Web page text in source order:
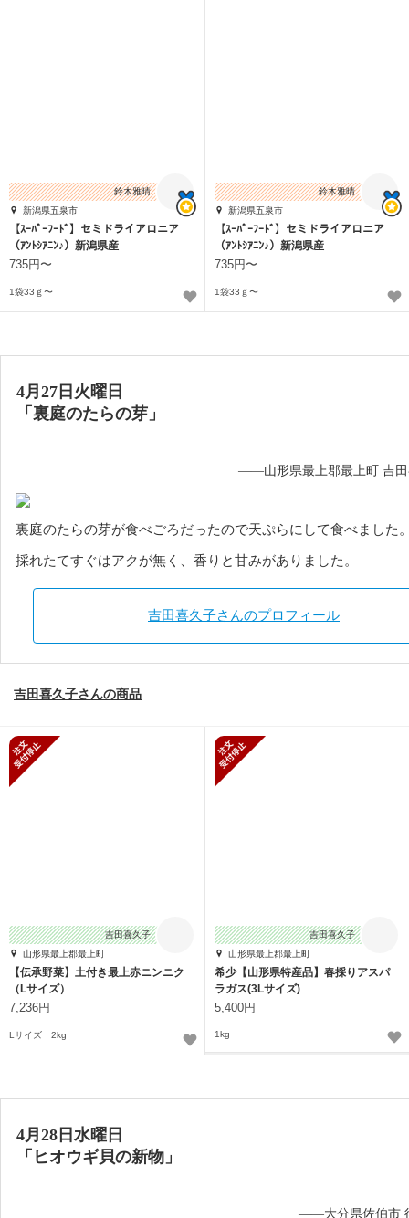
鈴木雅晴
新潟県五泉市
【ｽｰﾊﾟｰﾌｰﾄﾞ】セミドライアロニア
（ｱﾝﾄｼｱﾆﾝ♪）新潟県産
735円〜
1袋33ｇ〜
鈴木雅晴
新潟県五泉市
【ｽｰﾊﾟｰﾌｰﾄﾞ】セミドライアロニア
（ｱﾝﾄｼｱﾆﾝ♪）新潟県産
735円〜
1袋33ｇ〜
4月27日火曜日
「裏庭のたらの芽」
——山形県最上郡最上町 吉田
裏庭のたらの芽が食べごろだったので天ぷらにして食べました
採れたてすぐはアクが無く、香りと甘みがありました。
吉田喜久子さんのプロフィール
吉田喜久子さんの商品
吉田喜久子
山形県最上郡最上町
【伝承野菜】土付き最上赤ニンニク
（Lサイズ）
7,236円
Lサイズ 2kg
吉田喜久子
山形県最上郡最上町
希少【山形県特産品】春採りアスパ
ラガス(3Lサイズ)
5,400円
1kg
4月28日水曜日
「ヒオウギ貝の新物」
——大分県佐伯市